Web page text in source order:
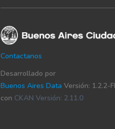
Contactanos
Desarrollado por
Buenos Aires Data Versión: 1.2.2-
con CKAN Versión: 2.11.0